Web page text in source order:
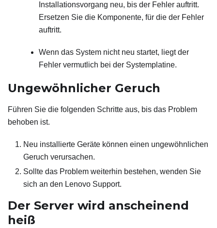
Installationsvorgang neu, bis der Fehler auftritt.
Ersetzen Sie die Komponente, für die der Fehler
auftritt.
Wenn das System nicht neu startet, liegt der
Fehler vermutlich bei der Systemplatine.
Ungewöhnlicher Geruch
Führen Sie die folgenden Schritte aus, bis das Problem
behoben ist.
Neu installierte Geräte können einen ungewöhnlichen
Geruch verursachen.
Sollte das Problem weiterhin bestehen, wenden Sie
sich an den Lenovo Support.
Der Server wird anscheinend
heiß